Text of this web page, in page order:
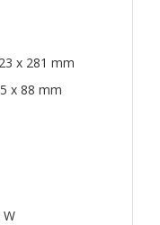
x 281 mm
x 88 mm
W